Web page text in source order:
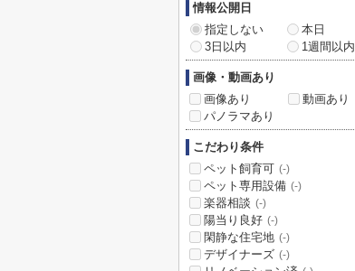
情報公開日
指定しない
本日
3日以内
1週間以内
画像・動画あり
画像あり
動画あり
パノラマあり
こだわり条件
ペット飼育可 (-)
ペット専用設備 (-)
楽器相談 (-)
陽当り良好 (-)
閑静な住宅地 (-)
デザイナーズ (-)